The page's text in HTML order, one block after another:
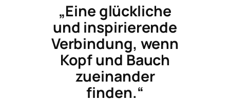
„Eine glückliche
und inspirierende
Verbindung, wenn
Kopf und Bauch
zueinander
finden.“